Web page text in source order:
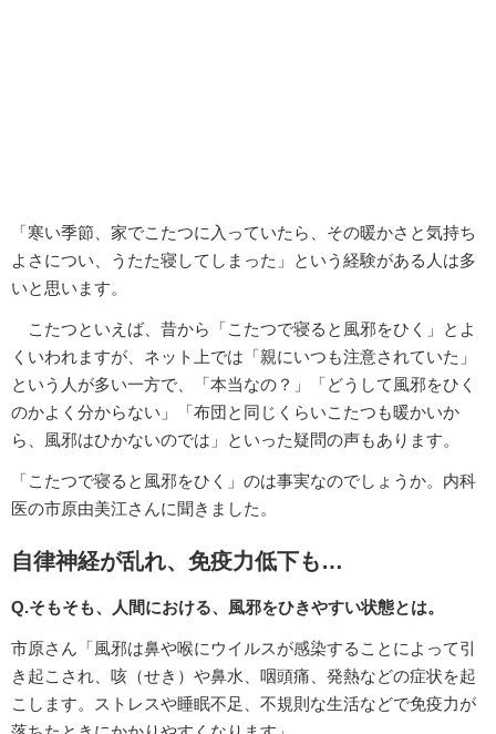
「寒い季節、家でこたつに入っていたら、その暖かさと気持ち
よさについ、うたた寝してしまった」という経験がある人は多
いと思います。
こたつといえば、昔から「こたつで寝ると風邪をひく」とよ
くいわれますが、ネット上では「親にいつも注意されていた」
という人が多い一方で、「本当なの？」「どうして風邪をひく
のかよく分からない」「布団と同じくらいこたつも暖かいか
ら、風邪はひかないのでは」といった疑問の声もあります。
「こたつで寝ると風邪をひく」のは事実なのでしょうか。内科
医の市原由美江さんに聞きました。
自律神経が乱れ、免疫力低下も…
Q.そもそも、人間における、風邪をひきやすい状態とは。
市原さん「風邪は鼻や喉にウイルスが感染することによって引
き起こされ、咳（せき）や鼻水、咽頭痛、発熱などの症状を起
こします。ストレスや睡眠不足、不規則な生活などで免疫力が